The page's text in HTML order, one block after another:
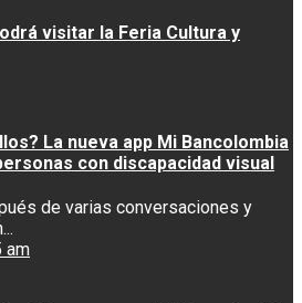
visitar la Feria Cultura y
La nueva app Mi Bancolombia
con discapacidad visual
de varias conversaciones y
am